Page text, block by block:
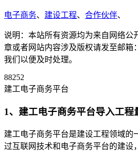
电子商务、 建设工程、 合作伙伴、
说明：本站所有资源均为来自网络公
章或者网站内容涉及版权请发至邮箱：
我们以便及时处理。
88252
建工电子商务平台
1、建工电子商务平台导入工程
建工电子商务平台是建设工程领域的
过互联网技术和电子商务平台的建设